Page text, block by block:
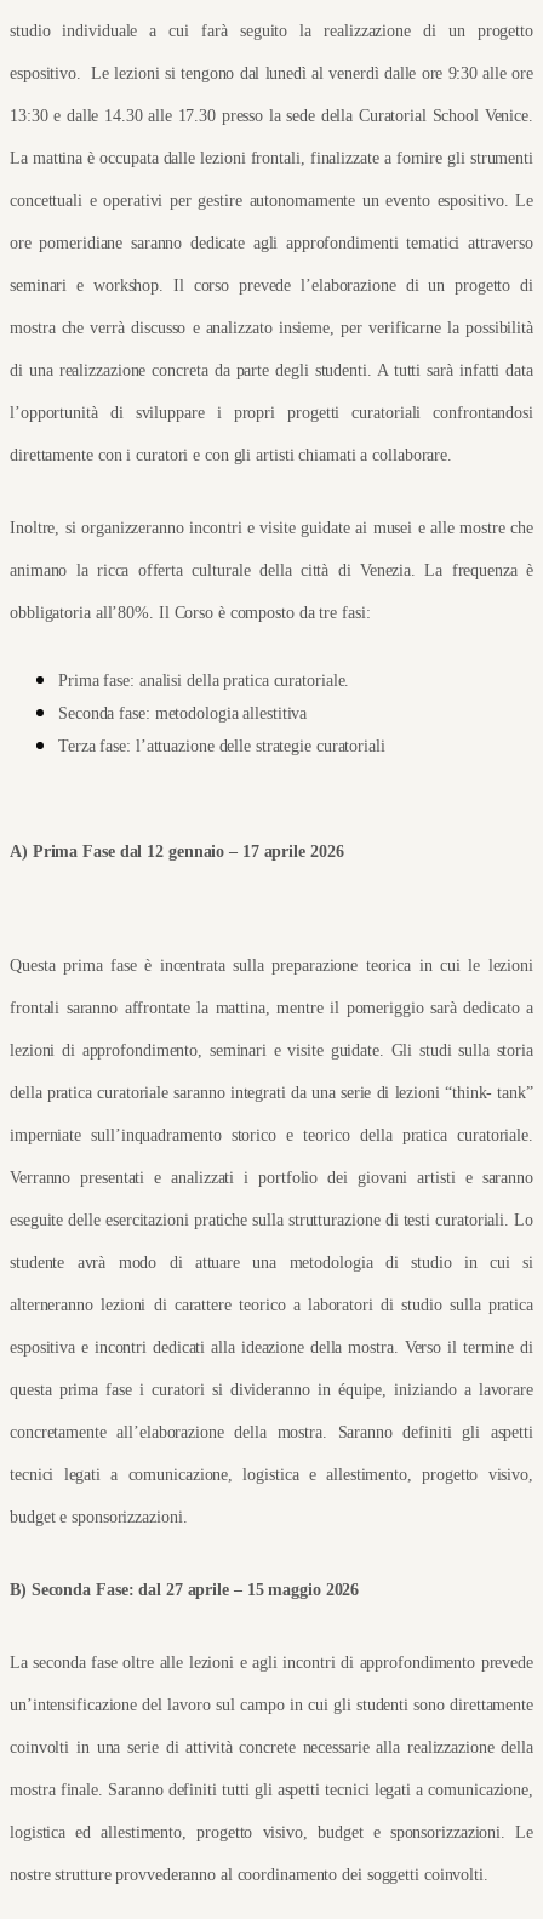
studio individuale a cui farà seguito la realizzazione di un progetto
espositivo.  Le lezioni si tengono dal lunedì al venerdì dalle ore 9:30 alle ore
13:30 e dalle 14.30 alle 17.30 presso la sede della Curatorial School Venice.
La mattina è occupata dalle lezioni frontali, finalizzate a fornire gli strumenti
concettuali e operativi per gestire autonomamente un evento espositivo. Le
ore pomeridiane saranno dedicate agli approfondimenti tematici attraverso
seminari e workshop. Il corso prevede l’elaborazione di un progetto di
mostra che verrà discusso e analizzato insieme, per verificarne la possibilità
di una realizzazione concreta da parte degli studenti. A tutti sarà infatti data
l’opportunità di sviluppare i propri progetti curatoriali confrontandosi
direttamente con i curatori e con gli artisti chiamati a collaborare.
Inoltre, si organizzeranno incontri e visite guidate ai musei e alle mostre che
animano la ricca offerta culturale della città di Venezia. La frequenza è
obbligatoria all’80%. Il Corso è composto da tre fasi:
Prima fase: analisi della pratica curatoriale.
Seconda fase: metodologia allestitiva
Terza fase: l’attuazione delle strategie curatoriali
A) Prima Fase dal 12 gennaio – 17 aprile 2026
Questa prima fase è incentrata sulla preparazione teorica in cui le lezioni
frontali saranno affrontate la mattina, mentre il pomeriggio sarà dedicato a
lezioni di approfondimento, seminari e visite guidate. Gli studi sulla storia
della pratica curatoriale saranno integrati da una serie di lezioni “think- tank”
imperniate sull’inquadramento storico e teorico della pratica curatoriale.
Verranno presentati e analizzati i portfolio dei giovani artisti e saranno
eseguite delle esercitazioni pratiche sulla strutturazione di testi curatoriali. Lo
studente avrà modo di attuare una metodologia di studio in cui si
alterneranno lezioni di carattere teorico a laboratori di studio sulla pratica
espositiva e incontri dedicati alla ideazione della mostra. Verso il termine di
questa prima fase i curatori si divideranno in équipe, iniziando a lavorare
concretamente all’elaborazione della mostra. Saranno definiti gli aspetti
tecnici legati a comunicazione, logistica e allestimento, progetto visivo,
budget e sponsorizzazioni.
B) Seconda Fase: dal 27 aprile – 15 maggio 2026
La seconda fase oltre alle lezioni e agli incontri di approfondimento prevede
un’intensificazione del lavoro sul campo in cui gli studenti sono direttamente
coinvolti in una serie di attività concrete necessarie alla realizzazione della
mostra finale. Saranno definiti tutti gli aspetti tecnici legati a comunicazione,
logistica ed allestimento, progetto visivo, budget e sponsorizzazioni. Le
nostre strutture provvederanno al coordinamento dei soggetti coinvolti.